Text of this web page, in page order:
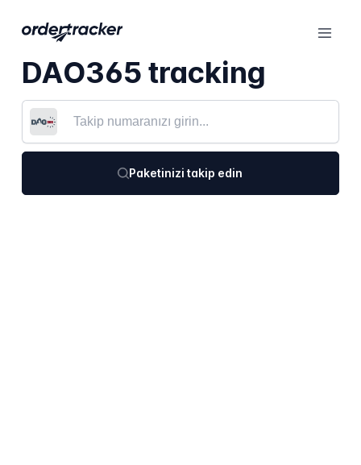
DAO365 tracking
Paketinizi takip edin